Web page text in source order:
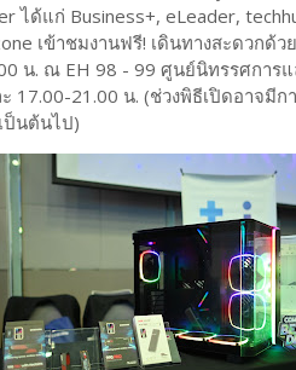
ได้แก่ Business+, eLeader,
เข้าชมงานฟรี! เดินทางสะดวกด้ว
น. ณ EH 98 - 99 ศูนย์นิทรรศการ
17.00-21.00 น. (ช่วงพิธีเปิดอาจมี
ป็นต้นไป)